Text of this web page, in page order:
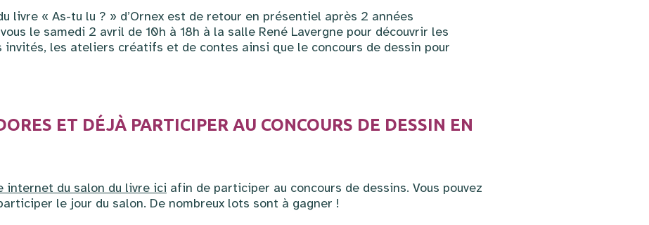
livre « As-tu lu ? » d’Ornex est de retour en présentiel après 2 années
le samedi 2 avril de 10h à 18h à la salle René Lavergne pour découvrir les
les ateliers créatifs et de contes ainsi que le concours de dessin pour
ET DÉJÀ PARTICIPER AU CONCOURS DE DESSIN EN
internet du salon du livre ici afin de participer au concours de dessins. Vous pouvez
le jour du salon. De nombreux lots sont à gagner !